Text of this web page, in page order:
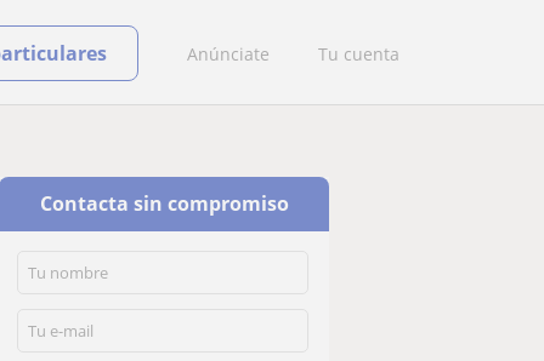
Anúnciate Tu cuenta
Contacta sin compromiso